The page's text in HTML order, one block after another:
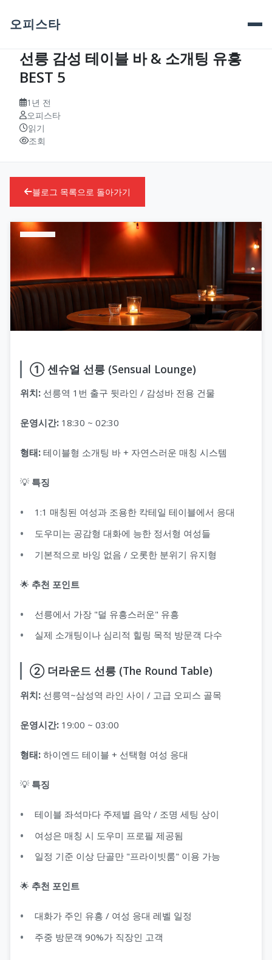
오피스타
선릉 감성 테이블 바 & 소개팅 유흥
BEST 5
1년 전
오피스타
읽기
조회
블로그 목록으로 돌아가기
① 센슈얼 선릉 (Sensual Lounge)
위치: 선릉역 1번 출구 뒷라인 / 감성바 전용 건물
운영시간: 18:30 ~ 02:30
형태: 테이블형 소개팅 바 + 자연스러운 매칭 시스템
💡 특징
1:1 매칭된 여성과 조용한 칵테일 테이블에서 응대
도우미는 공감형 대화에 능한 정서형 여성들
기본적으로 바잉 없음 / 오롯한 분위기 유지형
🌟 추천 포인트
선릉에서 가장 "덜 유흥스러운" 유흥
실제 소개팅이나 심리적 힐링 목적 방문객 다수
② 더라운드 선릉 (The Round Table)
위치: 선릉역~삼성역 라인 사이 / 고급 오피스 골목
운영시간: 19:00 ~ 03:00
형태: 하이엔드 테이블 + 선택형 여성 응대
💡 특징
테이블 좌석마다 주제별 음악 / 조명 세팅 상이
여성은 매칭 시 도우미 프로필 제공됨
일정 기준 이상 단골만 "프라이빗룸" 이용 가능
🌟 추천 포인트
대화가 주인 유흥 / 여성 응대 레벨 일정
주중 방문객 90%가 직장인 고객